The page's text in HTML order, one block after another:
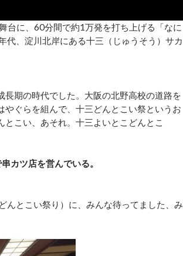
台に、60分間で約1万発を打ち上げる「なに
代、淀川北岸にある十三（じゅうそう）サカ
期の時代でした。大阪の北野高校の道路を
ぐらを組んで、十三どんとこい祭というお
こい、あそれ。十三よいとこどんとこ
カツ店を営んでいる。
とこい祭り）に、みんな待ってました、み